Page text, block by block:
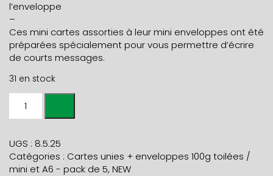
l’enveloppe
–
Ces mini cartes assorties à leur mini enveloppes ont été
préparées spécialement pour vous permettre d’écrire
de courts messages.
31 en stock
5
mini
UGS : 8.5.25
Catégories : Cartes unies + enveloppes 100g toilées /
mini et A6 - pack de 5, NEW